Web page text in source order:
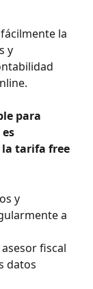
la
y
para
tarifa free
y
a
fiscal
datos